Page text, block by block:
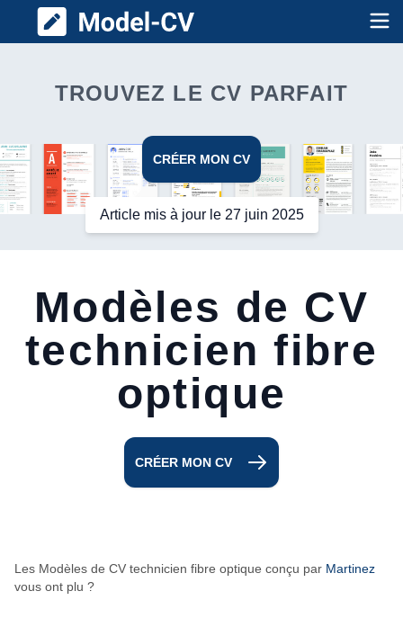
Model CV
TROUVEZ LE CV PARFAIT
CRÉER MON CV
Article mis à jour le 27 juin 2025
Modèles de CV
technicien fibre
optique
CRÉER MON CV
Les Modèles de CV technicien fibre optique conçu par Martinez
vous ont plu ?